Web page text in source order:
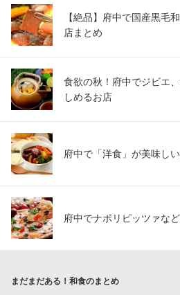
【絶品】府中で国産黒毛
店まとめ
食欲の秋！府中でジビエ
しめるお店
府中で「洋食」が美味し
府中でナポリピッツァな
まだまだある！和食のまとめ